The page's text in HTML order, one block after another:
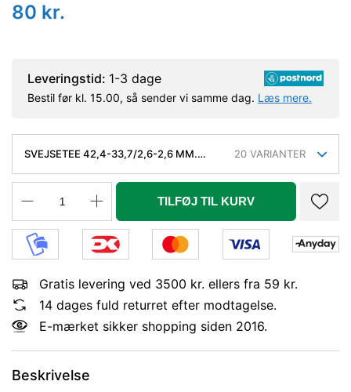
80 kr.
Leveringstid: 1-3 dage
Bestil før kl. 15.00, så sender vi samme dag. Læs mere.
SVEJSETEE 42,4-33,7/2,6-2,6 MM.
TYPE A.
20 VARIANTER
TILFØJ TIL KURV
Gratis levering ved 3500 kr. ellers fra 59 kr.
14 dages fuld returret efter modtagelse.
E-mærket sikker shopping siden 2016.
Beskrivelse